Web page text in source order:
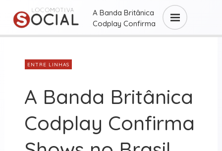
A Banda Britânica
Codplay Confirma
Shows ...
ENTRE LINHAS
A Banda Britânica
Codplay Confirma